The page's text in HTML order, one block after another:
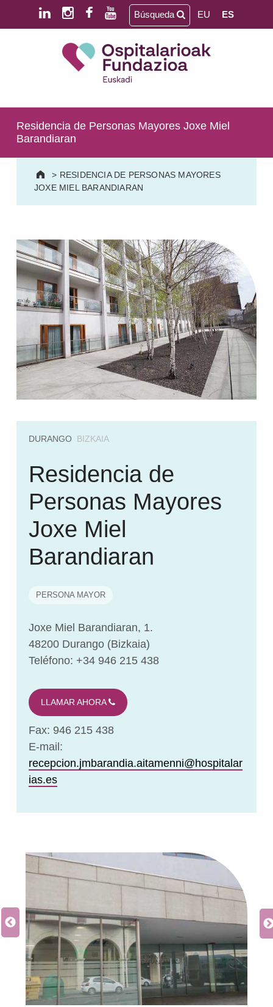
Saltar al contenido principal
Saltar al pie de página
SALUD MENTAL | DISCAPACIDAD INTELECTUAL | NEURORREHABILITACIÓN Y DAÑO CEREBRAL | PERSONA MAYOR
Búsqueda EU ES
Residencia de Personas Mayores Joxe Miel
Barandiaran
> RESIDENCIA DE PERSONAS MAYORES
JOXE MIEL BARANDIARAN
DURANGO BIZKAIA
Residencia de
Personas Mayores
Joxe Miel
Barandiaran
PERSONA MAYOR
Joxe Miel Barandiaran, 1.
48200 Durango (Bizkaia)
Teléfono: +34 946 215 438
LLAMAR AHORA
Fax: 946 215 438
E-mail:
recepcion.jmbarandia.aitamenni@hospitalar
ias.es